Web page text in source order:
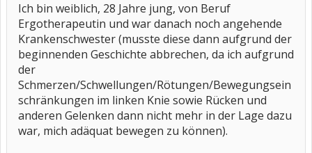
Ich bin weiblich, 28 Jahre jung, von Beruf
Ergotherapeutin und war danach noch angehende
Krankenschwester (musste diese dann aufgrund der
beginnenden Geschichte abbrechen, da ich aufgrund
der
Schmerzen/Schwellungen/Rötungen/Bewegungsein
schränkungen im linken Knie sowie Rücken und
anderen Gelenken dann nicht mehr in der Lage dazu
war, mich adäquat bewegen zu können).